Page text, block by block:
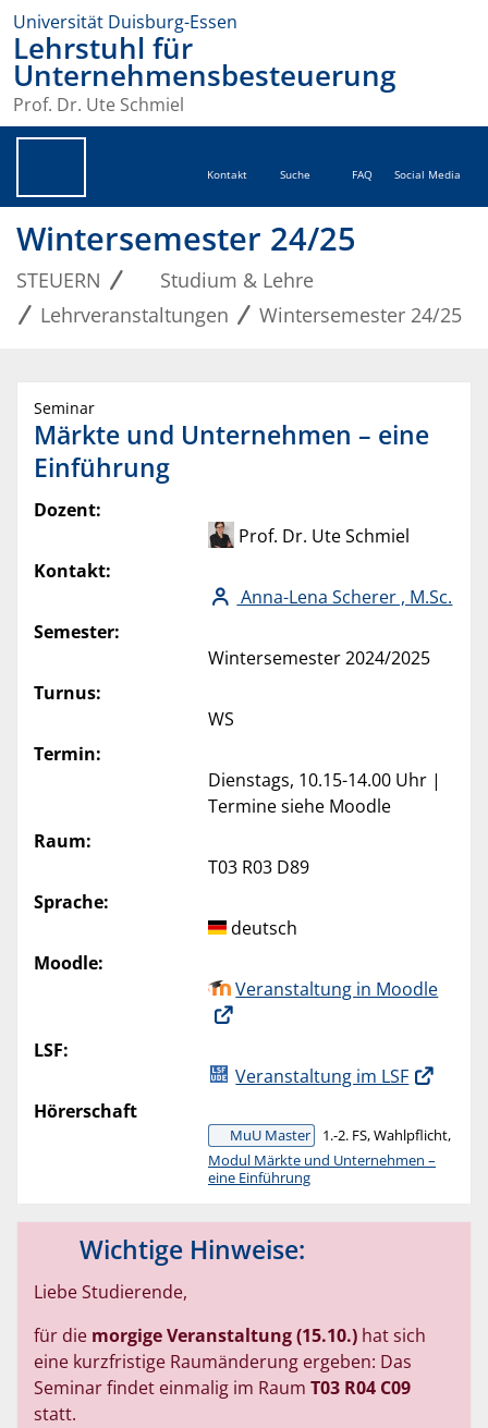
Universität Duisburg-Essen
Lehrstuhl für
Unternehmensbesteuerung
Prof. Dr. Ute Schmiel
Kontakt Suche FAQ Social Media
Wintersemester 24/25
STEUERN
Studium & Lehre
Lehrveranstaltungen
Wintersemester 24/25
Seminar
Märkte und Unternehmen – eine
Einführung
Dozent:
Prof. Dr. Ute Schmiel
Kontakt:
Anna-Lena Scherer , M.Sc.
Semester:
Wintersemester 2024/2025
Turnus:
WS
Termin:
Dienstags, 10.15-14.00 Uhr |
Termine siehe Moodle
Raum:
T03 R03 D89
Sprache:
deutsch
Moodle:
Veranstaltung in Moodle
LSF:
Veranstaltung im LSF
Hörerschaft
MuU Master
1.-2. FS, Wahlpflicht,
Modul Märkte und Unternehmen –
eine Einführung
Wichtige Hinweise:
Liebe Studierende,
für die morgige Veranstaltung (15.10.) hat sich
eine kurzfristige Raumänderung ergeben: Das
Seminar findet einmalig im Raum T03 R04 C09
statt.